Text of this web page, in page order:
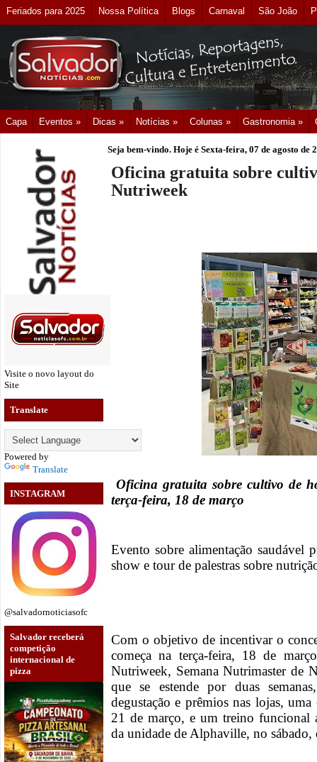
Feriados para 2025 Nossa Política Blogs Carnaval São João
Capa Eventos » Dicas » Notícias » Colunas » Gastronomia »
Visite o novo layout do
Site
Translate
Powered by
Translate
INSTAGRAM
@salvadornoticiasofc
Salvador receberá
competição
internacional de
pizza
Seja bem-vindo. Hoje é Sexta-feira, 07 de agosto de
Oficina gratuita sobre
Nutriweek
Oficina gratuita sobre cultivo de
terça-feira, 18 de março
Evento sobre alimentação saudável
show e tour de palestras sobre
Com o objetivo de incentivar o
começa na terça-feira, 18 de
Nutriweek, Semana Nutrimaster de
que se estende por duas
degustação e prêmios nas lojas,
21 de março, e um treino funcional
da unidade de Alphaville, no